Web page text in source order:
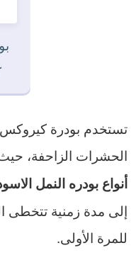
تستخدم بودرة كيروكس
الحشرات الزاحفة،
أنواع بودره النمل
للمرة الأولى.